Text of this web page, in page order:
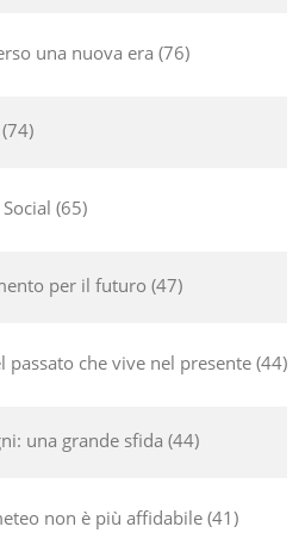
una nuova era 76
74
65
per il futuro 47
passato che vive nel presente 44
una grande sfida 44
non è più affidabile 41